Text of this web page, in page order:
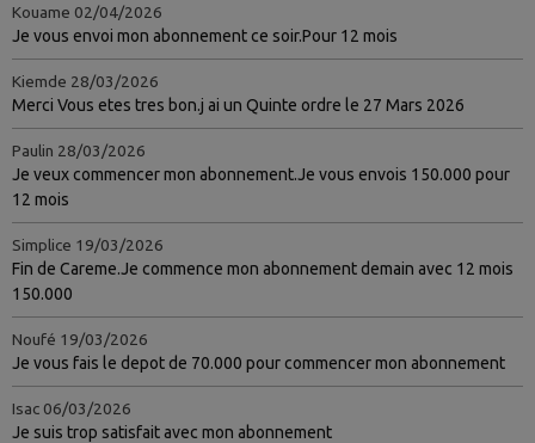
Kouame 02/04/2026
Je vous envoi mon abonnement ce soir.Pour 12 mois
Kiemde 28/03/2026
Merci Vous etes tres bon.j ai un Quinte ordre le 27 Mars 2026
Paulin 28/03/2026
Je veux commencer mon abonnement.Je vous envois 150.000 pour
12 mois
Simplice 19/03/2026
Fin de Careme.Je commence mon abonnement demain avec 12 mois
150.000
Noufé 19/03/2026
Je vous fais le depot de 70.000 pour commencer mon abonnement
Isac 06/03/2026
Je suis trop satisfait avec mon abonnement